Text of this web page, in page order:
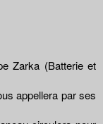
Zarka (Batterie et
appellera par ses